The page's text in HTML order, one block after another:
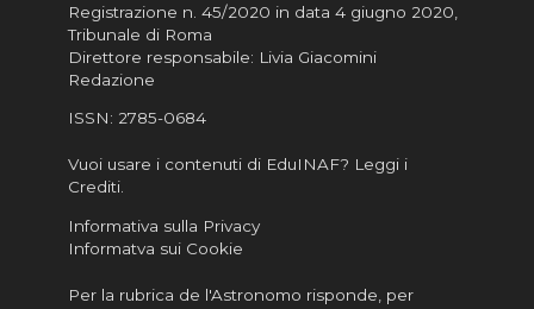
Registrazione n. 45/2020 in data 4 giugno 2020,
Tribunale di Roma
Direttore responsabile: Livia Giacomini
Redazione
ISSN: 2785-0684
Vuoi usare i contenuti di EduINAF? Leggi i
Crediti.
Informativa sulla Privacy
Informatva sui Cookie
Per la rubrica de l'Astronomo risponde, per